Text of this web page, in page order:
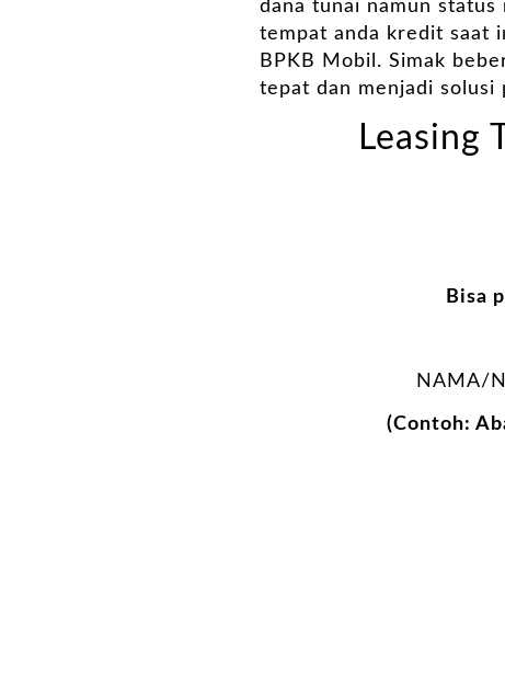
dana tunai namun
tempat anda kredit saat
BPKB Mobil. Simak
tepat dan menjadi solusi
Leasing
Bisa
NAMA/
(Contoh: